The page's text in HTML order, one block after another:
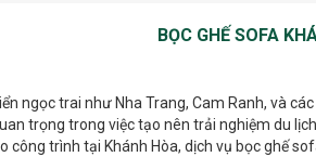
BỌC GHẾ SOFA
ngọc trai như Nha Trang, Cam Ranh, và
trọng trong việc tạo nên trải nghiệm du
trình tại Khánh Hòa, dịch vụ bọc ghế